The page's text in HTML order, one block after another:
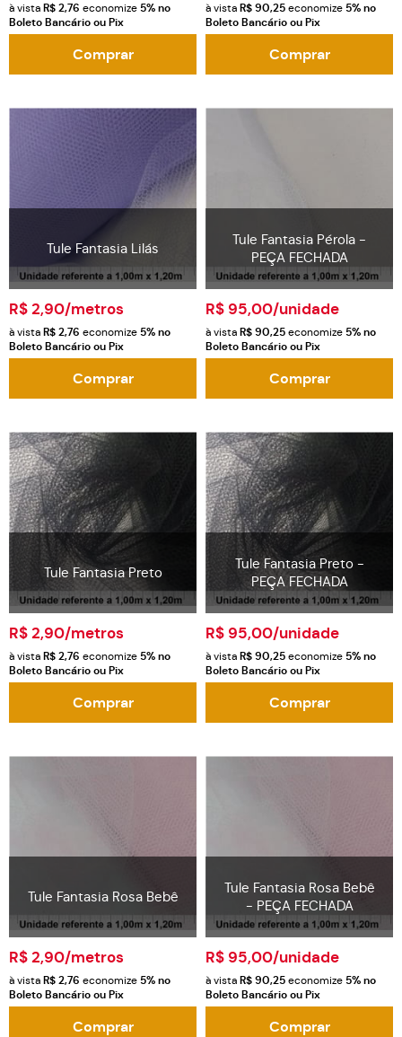
à vista R$ 2,76 economize 5%no
Boleto Bancário ou Pix
Comprar
à vista R$ 90,25 economize 5%no
Boleto Bancário ou Pix
Comprar
Tule Fantasia Lilás
R$ 2,90/metros
à vista R$ 2,76 economize 5%no
Boleto Bancário ou Pix
Comprar
Tule Fantasia Pérola -
PEÇA FECHADA
R$ 95,00/unidade
à vista R$ 90,25 economize 5%no
Boleto Bancário ou Pix
Comprar
Tule Fantasia Preto
R$ 2,90/metros
à vista R$ 2,76 economize 5%no
Boleto Bancário ou Pix
Comprar
Tule Fantasia Preto -
PEÇA FECHADA
R$ 95,00/unidade
à vista R$ 90,25 economize 5%no
Boleto Bancário ou Pix
Comprar
Tule Fantasia Rosa Bebê
R$ 2,90/metros
à vista R$ 2,76 economize 5%no
Boleto Bancário ou Pix
Comprar
Tule Fantasia Rosa Bebê
- PEÇA FECHADA
R$ 95,00/unidade
à vista R$ 90,25 economize 5%no
Boleto Bancário ou Pix
Comprar